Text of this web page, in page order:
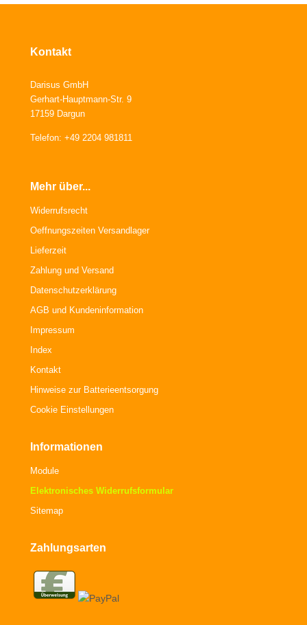
Kontakt
Darisus GmbH
Gerhart-Hauptmann-Str. 9
17159 Dargun
Telefon: +49 2204 981811
Mehr über...
Widerrufsrecht
Oeffnungszeiten Versandlager
Lieferzeit
Zahlung und Versand
Datenschutzerklärung
AGB und Kundeninformation
Impressum
Index
Kontakt
Hinweise zur Batterieentsorgung
Cookie Einstellungen
Informationen
Module
Elektronisches Widerrufsformular
Sitemap
Zahlungsarten